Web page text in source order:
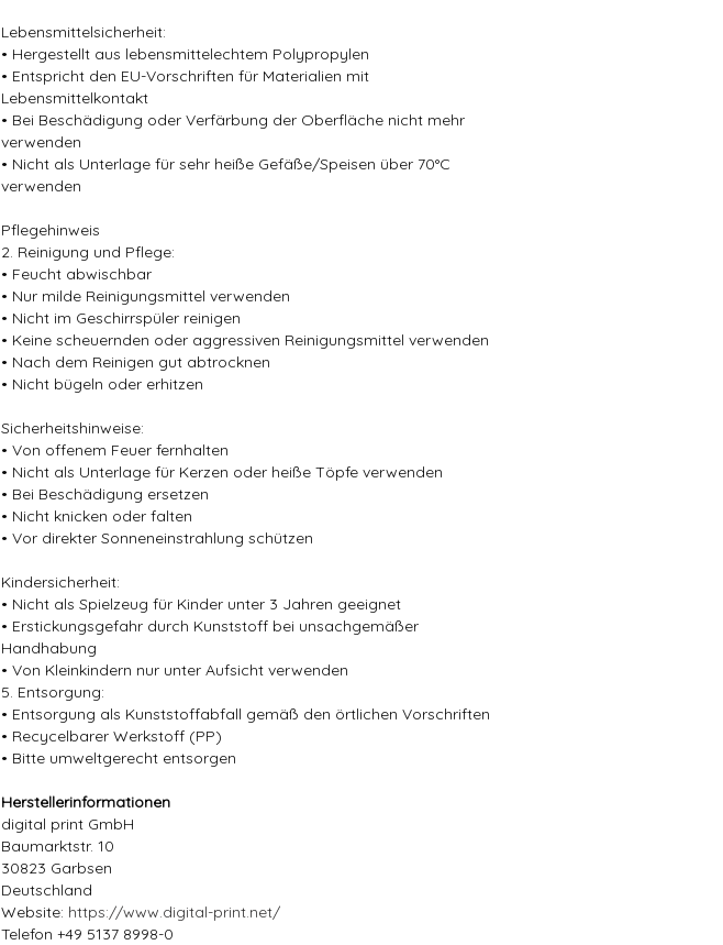
Lebensmittelsicherheit:
• Hergestellt aus lebensmittelechtem Polypropylen
• Entspricht den EU-Vorschriften für Materialien mit
Lebensmittelkontakt
• Bei Beschädigung oder Verfärbung der Oberfläche nicht mehr
verwenden
• Nicht als Unterlage für sehr heiße Gefäße/Speisen über 70°C
verwenden
Pflegehinweis
2. Reinigung und Pflege:
• Feucht abwischbar
• Nur milde Reinigungsmittel verwenden
• Nicht im Geschirrspüler reinigen
• Keine scheuernden oder aggressiven Reinigungsmittel verwenden
• Nach dem Reinigen gut abtrocknen
• Nicht bügeln oder erhitzen
Sicherheitshinweise:
• Von offenem Feuer fernhalten
• Nicht als Unterlage für Kerzen oder heiße Töpfe verwenden
• Bei Beschädigung ersetzen
• Nicht knicken oder falten
• Vor direkter Sonneneinstrahlung schützen
Kindersicherheit:
• Nicht als Spielzeug für Kinder unter 3 Jahren geeignet
• Erstickungsgefahr durch Kunststoff bei unsachgemäßer
Handhabung
• Von Kleinkindern nur unter Aufsicht verwenden
5. Entsorgung:
• Entsorgung als Kunststoffabfall gemäß den örtlichen Vorschriften
• Recycelbarer Werkstoff (PP)
• Bitte umweltgerecht entsorgen
Herstellerinformationen
digital print GmbH
Baumarktstr. 10
30823 Garbsen
Deutschland
Website: https://www.digital-print.net/
Telefon +49 5137 8998-0